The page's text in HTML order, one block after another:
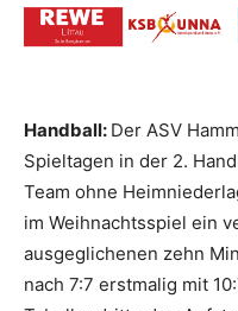
Handball: Der ASV
Spieltagen in der 2.
Team ohne
im Weihnachtsspiel ein
ausgeglichenen zehn
nach 7:7 erstmalig mit